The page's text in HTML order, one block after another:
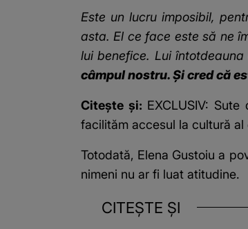
Este un lucru imposibil,
asta. El ce face este să ne
lui benefice. Lui
câmpul nostru.Și cred că
Citește și: EXCLUSIV:
facilităm accesul la cultură al
Totodată, Elena Gustoiu a
nimeni nu ar fi luat atitudine.
CITEȘTE ȘI